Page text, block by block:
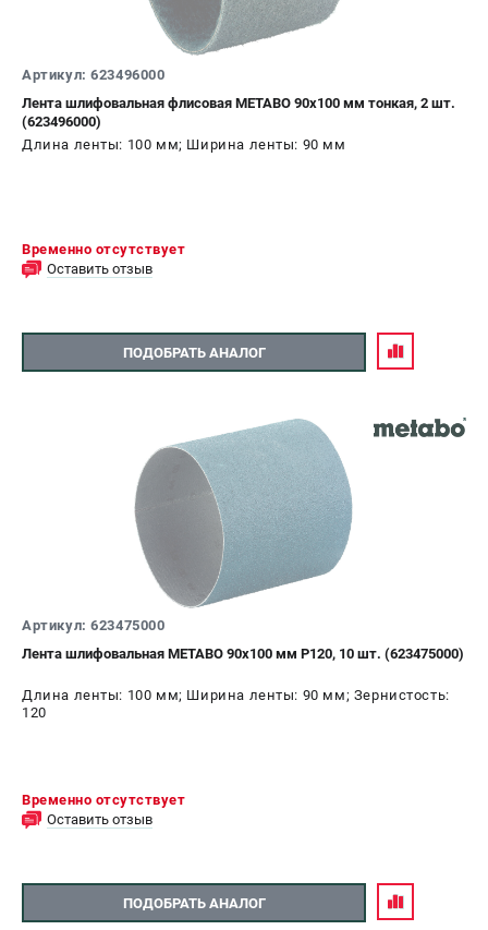
Наборы инструмента
Аккумуляторные лобзики
РАСХОДНЫЕ МАТЕРИАЛЫ И АКСЕССУАРЫ
Аккумуляторы и зарядные устройства
Запчасти для изделий
ТЕЛЕФОН (САНКТ-ПЕТЕРБУРГ)
+7 (812) 407-39-48
8 (800) 550-70-46
сб - с 10:00 до 16:00
вс - выходной
ЗАКАЗ ЗАПЧАСТЕЙ
+7 (911) 360-06-14 | +7 (8112) 59-10-67
zakaz@metabo-market.ru
Артикул: 623496000
Лента шлифовальная флисовая METABO 90x100 мм тонкая, 2 шт.
(623496000)
Длина ленты: 100 мм; Ширина ленты: 90 мм
Временно отсутствует
Оставить отзыв
ПОДОБРАТЬ АНАЛОГ
Артикул: 623475000
Лента шлифовальная METABO 90x100 мм P120, 10 шт. (623475000)
Длина ленты: 100 мм; Ширина ленты: 90 мм; Зернистость:
120
Временно отсутствует
Оставить отзыв
ПОДОБРАТЬ АНАЛОГ